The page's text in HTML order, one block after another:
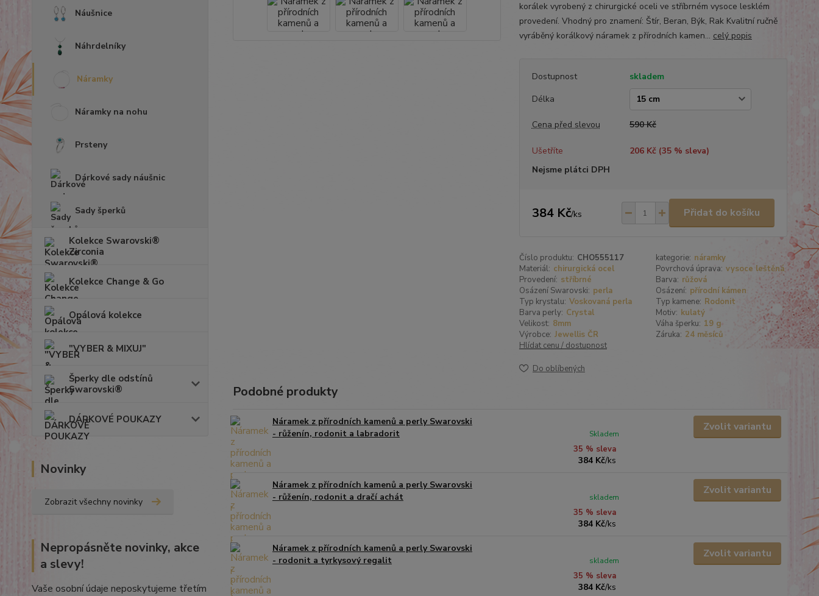
Náušnice
Náhrdelníky
Náramky
Náramky na nohu
Prsteny
Dárkové sady náušnic
Sady šperků
Kolekce Swarovski®
Zirconia
Kolekce Change & Go
Opálová kolekce
"VYBER & MIXUJ"
Šperky dle odstínů
Swarovski®
DÁRKOVÉ POUKAZY
Novinky
Zobrazit všechny novinky
Nepropásněte novinky, akce
a slevy!
Vaše osobní údaje neposkytujeme třetím
korálek vyrobený z chirurgické oceli ve stříbrném vysoce lesklém
provedení. Vhodný pro znamení: Štír, Beran, Býk, Rak Kvalitní ručně
vyráběný korálkový náramek z přírodních kamen... celý popis
Dostupnost
skladem
Délka
Cena před slevou 590 Kč
Ušetříte 206 Kč (35% sleva)
Nejsme plátci DPH
384 Kč/ks Přidat do košíku
Číslo produktu: CHO555117 kategorie: náramky
Materiál: chirurgická ocel Povrchová úprava: vysoce leštěná
Provedení: stříbrné Barva: růžová
Osázení Swarovski: perla Osázení: přírodní kámen
Typ krystalu: Voskovaná perla Typ kamene: Rodonit
Barva perly: Crystal Motiv: kulatý
Velikost: 8mm Váha šperku: 19 g
Výrobce: Jewellis ČR Záruka: 24 měsíců
Hlídat cenu / dostupnost
Do oblíbených
Podobné produkty
Náramek z přírodních kamenů a perly Swarovski
- růženín, rodonit a labradorit
35 % sleva
384 Kč/ks
Skladem
Zvolit variantu
Náramek z přírodních kamenů a perly Swarovski
- růženín, rodonit a dračí achát
35 % sleva
384 Kč/ks
skladem
Zvolit variantu
Náramek z přírodních kamenů a perly Swarovski
- rodonit a tyrkysový regalit
35 % sleva
384 Kč/ks
skladem
Zvolit variantu